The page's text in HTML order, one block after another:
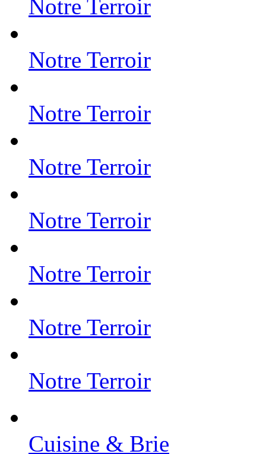
Notre Terroir
Notre Terroir
Notre Terroir
Notre Terroir
Notre Terroir
Notre Terroir
Notre Terroir
Notre Terroir
Cuisine & Brie